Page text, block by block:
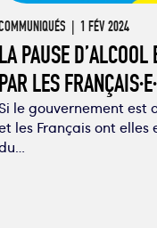
| 1 FÉV 2024
PAUSE
LES
le gouvernement est
les Français ont elles